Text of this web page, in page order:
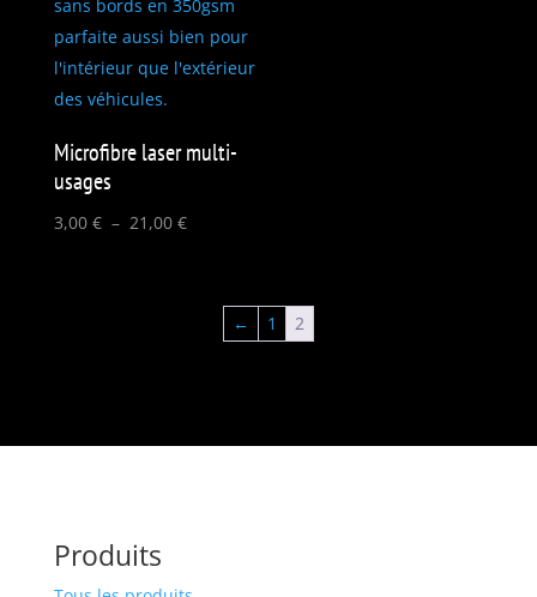
Microfibre laser multi-
usages
3,00 € – 21,00 €Plage
3,00 €← 1 2
Produits